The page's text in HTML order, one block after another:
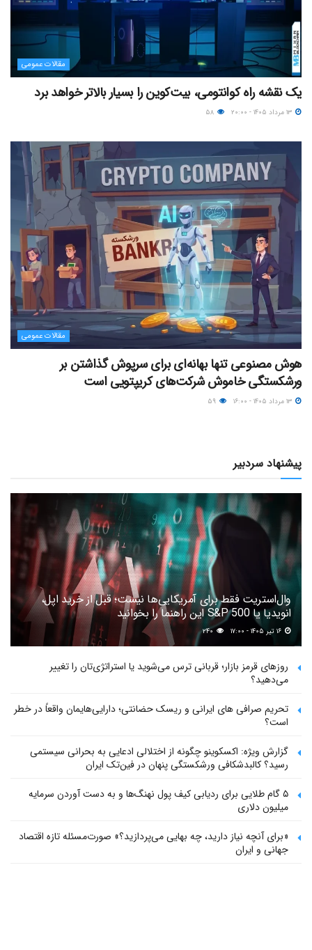
مقالات عمومی
یک نقشه راه کوانتومی، بیت‌کوین را بسیار بالاتر خواهد برد
مقالات عمومی
هوش مصنوعی تنها بهانه‌ای برای سرپوش گذاشتن بر
ورشکستگی خاموش شرکت‌های کریپتویی است
پیشنهاد سردبیر
وال‌استریت فقط برای آمریکایی‌ها نیست؛ قبل از خرید اپل،
انویدیا یا S&P 500 این راهنما را بخوانید
۲۴۰
روزهای قرمز بازار؛ قربانی ترس می‌شوید یا استراتژی‌تان را تغییر
می‌دهید؟
تحریم صرافی های ایرانی و ریسک حضانتی؛ دارایی‌هایمان واقعاً در خطر
است؟
گزارش ویژه: اکسکوینو چگونه از اختلالی ادعایی به بحرانی سیستمی
رسید؟ کالبدشکافی ورشکستگی پنهان در فین‌تک ایران
۵ گام طلایی برای ردیابی کیف پول‌ نهنگ‌ها و به دست آوردن سرمایه
میلیون دلاری
«برای آنچه نیاز دارید، چه بهایی می‌پردازید؟» صورت‌مسئله تازه اقتصاد
جهانی و ایران